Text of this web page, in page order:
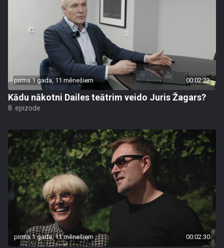
pirms 1 gada, 11 mēnešiem 00:02:22
Kādu nākotni Dailes teātrim veido Juris Žagars?
8. epizode
pirms 1 gada, 11 mēnešiem 00:02:30